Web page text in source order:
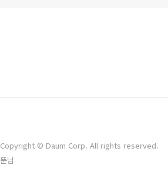
Copyright © Daum Corp. All rights reserved.
뚠님